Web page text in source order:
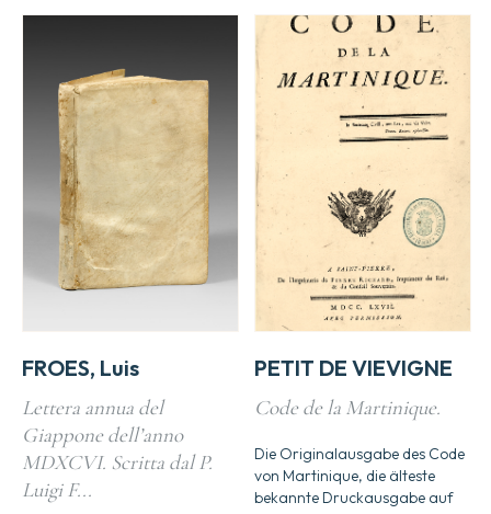
FROES, Luis
Lettera annua del
Giappone dell’anno
MDXCVI. Scritta dal P.
Luigi F...
PETIT DE VIEVIGNE
Code de la Martinique.
Die Originalausgabe des Code
von Martinique, die älteste
bekannte Druckausgabe auf